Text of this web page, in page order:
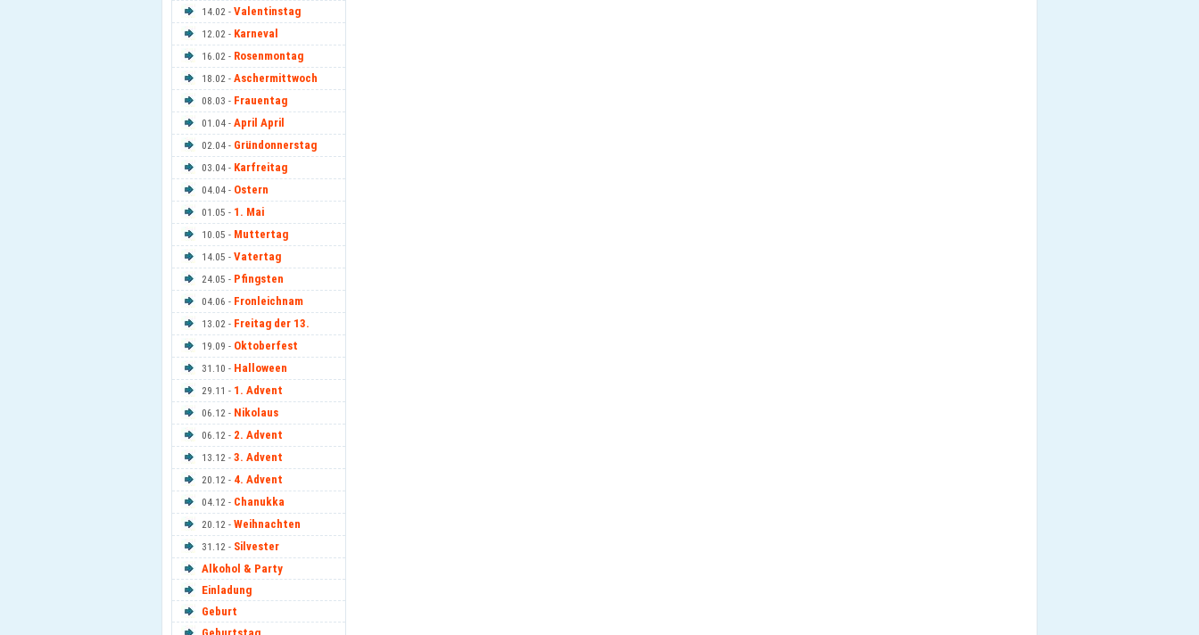
14.02 - Valentinstag
12.02 - Karneval
16.02 - Rosenmontag
18.02 - Aschermittwoch
08.03 - Frauentag
01.04 - April April
02.04 - Gründonnerstag
03.04 - Karfreitag
04.04 - Ostern
01.05 - 1. Mai
10.05 - Muttertag
14.05 - Vatertag
24.05 - Pfingsten
04.06 - Fronleichnam
13.02 - Freitag der 13.
19.09 - Oktoberfest
31.10 - Halloween
29.11 - 1. Advent
06.12 - Nikolaus
06.12 - 2. Advent
13.12 - 3. Advent
20.12 - 4. Advent
04.12 - Chanukka
20.12 - Weihnachten
31.12 - Silvester
Alkohol & Party
Einladung
Geburt